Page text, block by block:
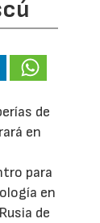
de
en
para
en
de